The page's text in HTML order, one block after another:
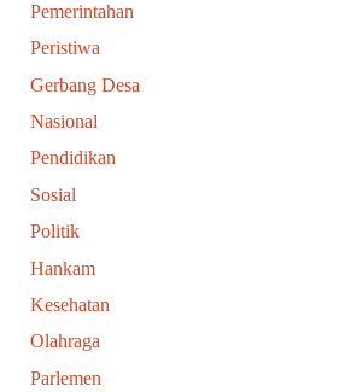
Pemerintahan
Peristiwa
Gerbang Desa
Nasional
Pendidikan
Sosial
Politik
Hankam
Kesehatan
Olahraga
Parlemen